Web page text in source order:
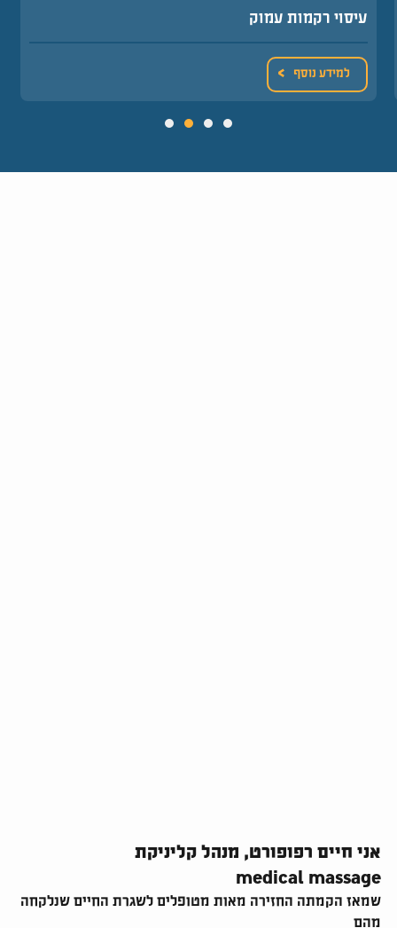
עיסוי רקמות עמוק
למידע נוסף
אני חיים רפופורט, מנהל קליניקת
medical massage
שמאז הקמתה החזירה מאות מטופלים לשגרת החיים שנלקחה
מהם